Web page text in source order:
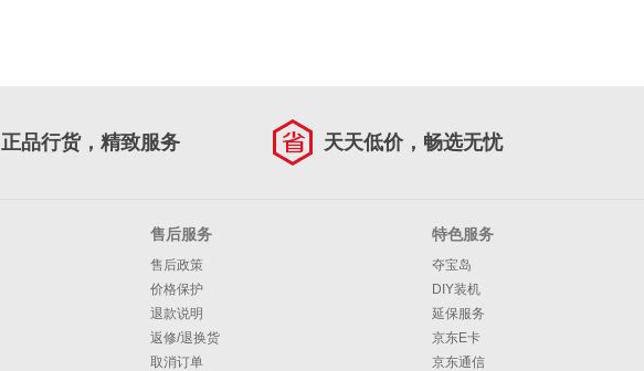
正品行货，精致服务 天天低价，畅选无忧
售后服务
售后政策
价格保护
退款说明
返修/退换货
取消订单
特色服务
夺宝岛
DIY装机
延保服务
京东E卡
京东通信